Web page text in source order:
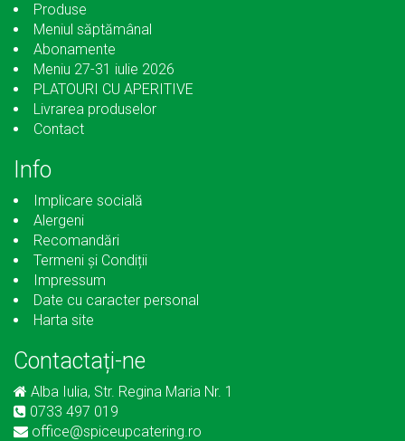
Produse
Meniul săptămânal
Abonamente
Meniu 27-31 iulie 2026
PLATOURI CU APERITIVE
Livrarea produselor
Contact
Info
Implicare socială
Alergeni
Recomandări
Termeni și Condiții
Impressum
Date cu caracter personal
Harta site
Contactați-ne
Alba Iulia, Str. Regina Maria Nr. 1
0733 497 019
office@spiceupcatering.ro